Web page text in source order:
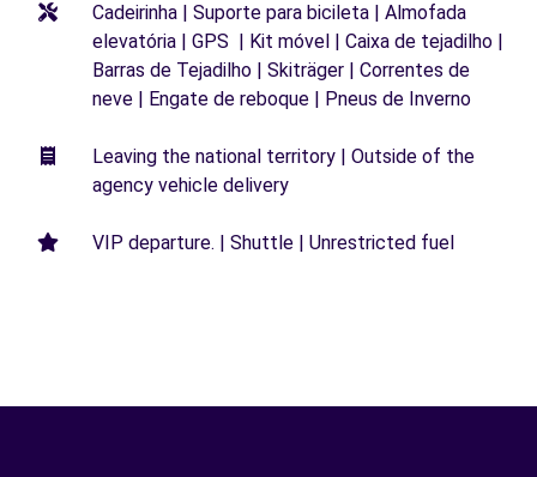
Cadeirinha | Suporte para bicileta | Almofada
elevatória | GPS | Kit móvel | Caixa de tejadilho |
Barras de Tejadilho | Skiträger | Correntes de
neve | Engate de reboque | Pneus de Inverno
Leaving the national territory | Outside of the
agency vehicle delivery
VIP departure. | Shuttle | Unrestricted fuel